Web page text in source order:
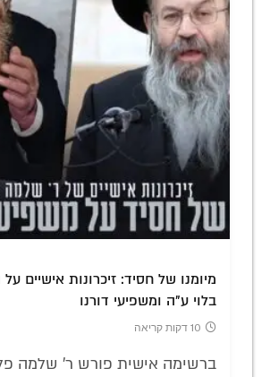
מיומנו של חסיד: זיכרונות אישיים
בלוי ע"ה ומשפיעי דורנו
10 דקות קריאה
ברשימה אישית פורש ר' שלמה